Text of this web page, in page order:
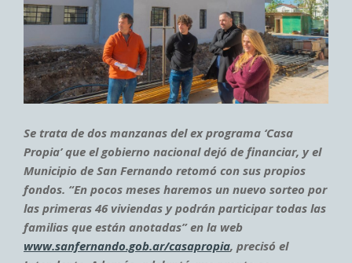
Se trata de dos manzanas del ex programa ‘Casa
Propia’ que el gobierno nacional dejó de financiar, y el
Municipio de San Fernando retomó con sus propios
fondos. “En pocos meses haremos un nuevo sorteo por
las primeras 46 viviendas y podrán participar todas las
familias que están anotadas” en la web
www.sanfernando.gob.ar/casapropia, precisó el